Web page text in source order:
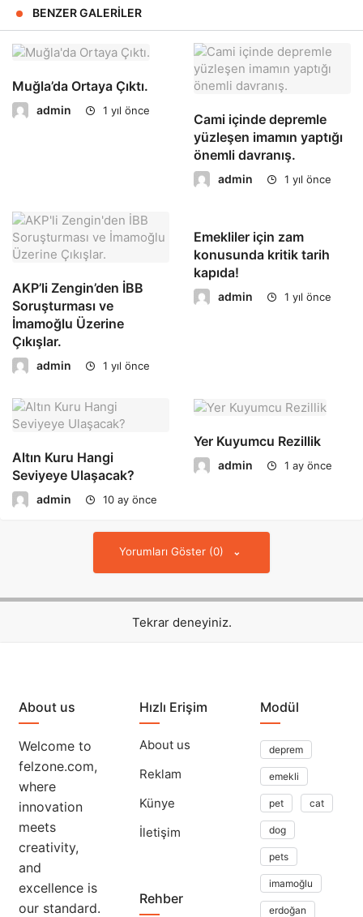
BENZER GALERILER
Muğla’da Ortaya Çıktı.
admin 1 yıl önce
Cami içinde depremle
yüzleşen imamın yaptığı
önemli davranış.
admin 1 yıl önce
AKP’li Zengin’den İBB
Soruşturması ve
İmamoğlu Üzerine
Çıkışlar.
admin 1 yıl önce
Emekliler için zam
konusunda kritik tarih
kapıda!
admin 1 yıl önce
Altın Kuru Hangi
Seviyeye Ulaşacak?
admin 10 ay önce
Yer Kuyumcu Rezillik
admin 1 ay önce
Yorumları Göster (0)
Tekrar deneyiniz.
About us
Welcome to
felzone.com,
where
innovation
meets
creativity,
and
excellence is
our standard.
Hızlı Erişim
About us
Reklam
Künye
İletişim
Rehber
Modül
deprem
emekli
pet cat
dog
pets
imamoğlu
erdoğan